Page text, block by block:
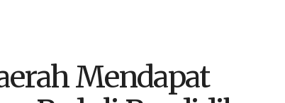
Mendapat